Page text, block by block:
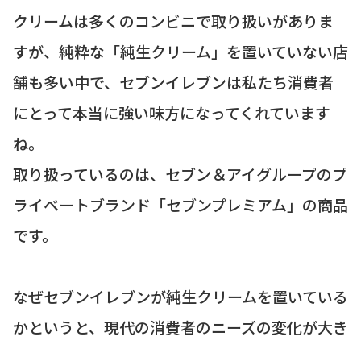
クリームは多くのコンビニで取り扱いがありま
すが、純粋な「純生クリーム」を置いていない店
舗も多い中で、セブンイレブンは私たち消費者
にとって本当に強い味方になってくれています
ね。
取り扱っているのは、セブン＆アイグループのプ
ライベートブランド「セブンプレミアム」の商品
です。
なぜセブンイレブンが純生クリームを置いている
かというと、現代の消費者のニーズの変化が大き